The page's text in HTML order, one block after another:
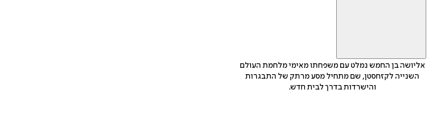
אליושה בן החמש נמלט עם משפחתו מאימי מלחמת העולם
השנייה לקזחסטן, שם מתחיל מסע מרתק של התבגרות
והישרדות בדרך לבית חדש.